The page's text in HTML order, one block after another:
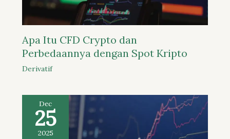
Apa Itu CFD Crypto dan
Perbedaannya dengan Spot Kripto
Derivatif
Dec
25
2025